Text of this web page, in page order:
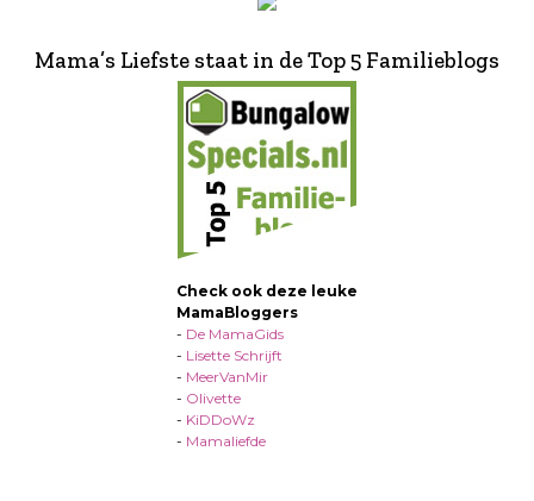
Mama’s Liefste staat in de Top 5 Familieblogs
Check ook deze leuke
MamaBloggers
- De MamaGids
- Lisette Schrijft
- MeerVanMir
- Olivette
- KiDDoWz
- Mamaliefde